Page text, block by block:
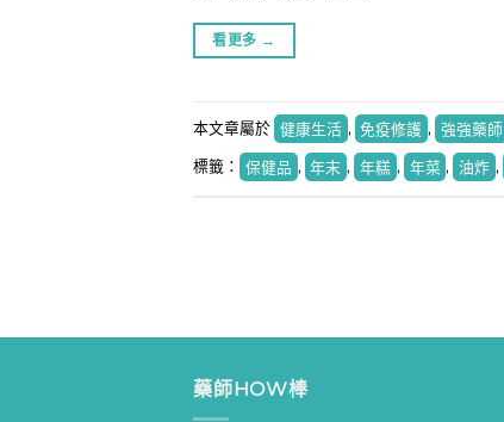
看更多 →
本文章屬於 健康生活 , 免疫修護 , 強強藥師
標籤： 保健品 , 年末 , 年糕 , 年菜 , 油炸 ,
藥師HOW棒